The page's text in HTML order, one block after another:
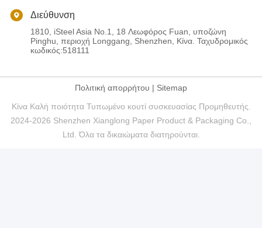
Διεύθυνση
1810, iSteel Asia No.1, 18 Λεωφόρος Fuan, υποζώνη
Pinghu, περιοχή Longgang, Shenzhen, Κίνα. Ταχυδρομικός
κωδικός:518111
Πολιτική απορρήτου | Sitemap
Κίνα Καλή ποιότητα Τυπωμένο κουτί συσκευασίας Προμηθευτής.
2024-2026 Shenzhen Xianglong Paper Product & Packaging Co.,
Ltd. Όλα τα δικαιώματα διατηρούνται.